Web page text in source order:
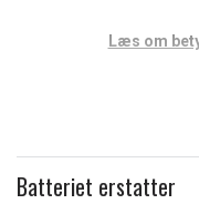
Læs om
Batteriet erstatter